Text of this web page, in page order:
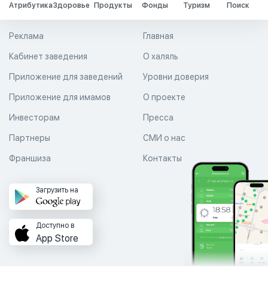
АтрибутикаЗдоровье Продукты Фонды Туризм Поиск
Главная
О халяль
Уровни доверия
Реклама
Кабинет заведения
Приложение для заведений
Приложение для имамов О проекте
Пресса
СМИ о нас
Контакты
Инвесторам
Партнеры
Франшиза
Загрузить на
Доступно в
App Store